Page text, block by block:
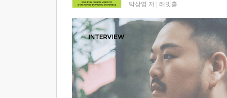
박상영 저 래빗홀